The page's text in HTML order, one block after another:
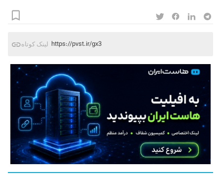
لینک کوتاه https://pvst.ir/gx3